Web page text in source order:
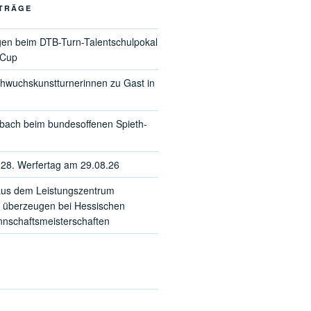
beim DTB-Turn-Talentschulpokal
zu Gast in
beim bundesoffenen Spieth-
Werfertag am 29.08.26
dem Leistungszentrum
bei Hessischen